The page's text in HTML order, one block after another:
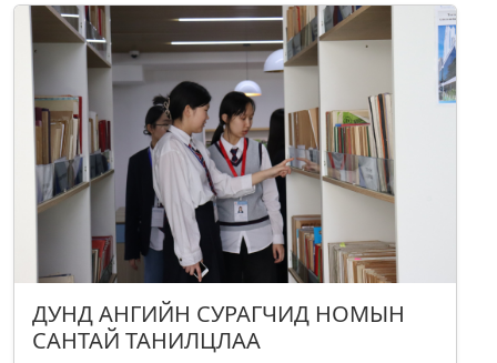
ДУНД АНГИЙН СУРАГЧИД НОМЫН
САНТАЙ ТАНИЛЦЛАА